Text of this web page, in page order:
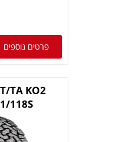
פרטים נוספים
TA KO2
118S